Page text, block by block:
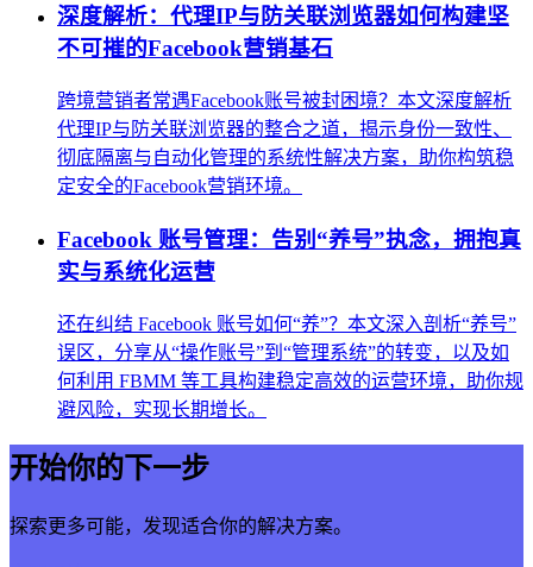
深度解析：代理IP与防关联浏览器如何构建坚
不可摧的Facebook营销基石
跨境营销者常遇Facebook账号被封困境？本文深度解析
代理IP与防关联浏览器的整合之道，揭示身份一致性、
彻底隔离与自动化管理的系统性解决方案，助你构筑稳
定安全的Facebook营销环境。
Facebook 账号管理：告别“养号”执念，拥抱真
实与系统化运营
还在纠结 Facebook 账号如何“养”？本文深入剖析“养号”
误区，分享从“操作账号”到“管理系统”的转变，以及如
何利用 FBMM 等工具构建稳定高效的运营环境，助你规
避风险，实现长期增长。
开始你的下一步
探索更多可能，发现适合你的解决方案。